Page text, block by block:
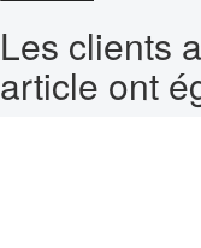
Les clients
article ont